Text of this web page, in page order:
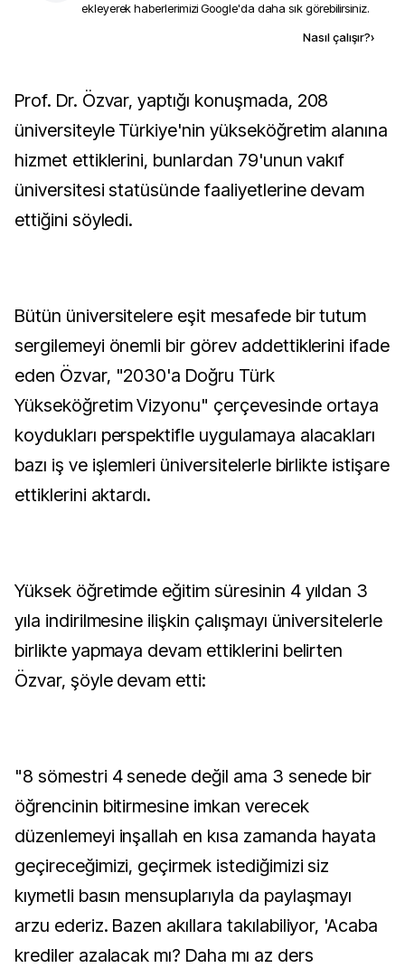
ekleyerek haberlerimizi Google'da daha sık görebilirsiniz.
Nasıl çalışır?›
Prof. Dr. Özvar, yaptığı konuşmada, 208
üniversiteyle Türkiye'nin yükseköğretim alanına
hizmet ettiklerini, bunlardan 79'unun vakıf
üniversitesi statüsünde faaliyetlerine devam
ettiğini söyledi.
Bütün üniversitelere eşit mesafede bir tutum
sergilemeyi önemli bir görev addettiklerini ifade
eden Özvar, "2030'a Doğru Türk
Yükseköğretim Vizyonu" çerçevesinde ortaya
koydukları perspektifle uygulamaya alacakları
bazı iş ve işlemleri üniversitelerle birlikte istişare
ettiklerini aktardı.
Yüksek öğretimde eğitim süresinin 4 yıldan 3
yıla indirilmesine ilişkin çalışmayı üniversitelerle
birlikte yapmaya devam ettiklerini belirten
Özvar, şöyle devam etti:
"8 sömestri 4 senede değil ama 3 senede bir
öğrencinin bitirmesine imkan verecek
düzenlemeyi inşallah en kısa zamanda hayata
geçireceğimizi, geçirmek istediğimizi siz
kıymetli basın mensuplarıyla da paylaşmayı
arzu ederiz. Bazen akıllara takılabiliyor, 'Acaba
krediler azalacak mı? Daha mı az ders